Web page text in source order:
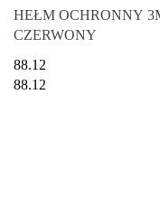
HEŁM OCHRONNY
CZERWONY
88.12
88.12